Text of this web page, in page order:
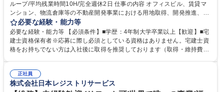
ループ/平均残業時間10H/完全週休2日 仕事の内容 オフィスビル、賃貸マ
ンション、物流倉庫等の不動産開発事業における用地取得、開発推進、賃
貸運営、売却、仲介・活用提案等を行う営業部門において事務業務を担当
いただきます。 【詳細】・契約書管理、契約書製本、捺印対応、ファイリ
ング、登記簿取得、調書取得・支払業務（各種費用支払、支払管理、請
求・支払データ登録、取引先マスター申請対応）・予算作成及び予実管
の他に担当頂く業務が発生する場合があります。 募集職種 【営業事務】
業務職/三井物産グループ/平均残業時間10H/完全週休2日
必要な経験・能力等
必要な経験・能力等 【必須条件】■学歴：4年制大学卒業以上【歓迎】■宅
建士資格保有者※応募に際し必須としている資格はありません。宅建士資
格をお持ちでない方は入社後に取得を推奨しております（取得・維持費用
ション力がある方。 ・チャレンジを厭わず、粘り強く業務に取り組める
方。多様な関係者と謙虚に信頼関係を構築でき、期限を意識したスケジュ
正社員
株式会社日本レジストリサービス